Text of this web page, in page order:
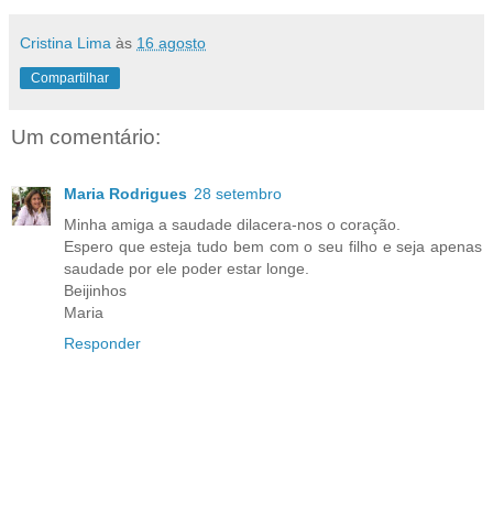
Cristina Lima às 16 agosto
Compartilhar
Um comentário:
Maria Rodrigues 28 setembro
Minha amiga a saudade dilacera-nos o coração.
Espero que esteja tudo bem com o seu filho e seja apenas
saudade por ele poder estar longe.
Beijinhos
Maria
Responder